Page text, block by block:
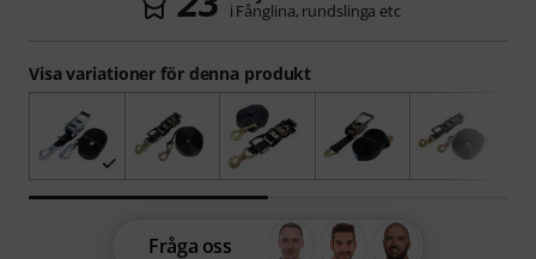
Visa variationer för denna produkt
i Fånglina, rundslinga etc
Fråga oss